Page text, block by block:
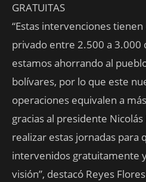
GRATUITAS
“Estas intervenciones
privado entre 2.500 a 3.000
estamos ahorrando al
bolívares, por lo que este
operaciones equivalen a
gracias al presidente
realizar estas jornadas para
intervenidos gratuitamente
visión”, destacó Reyes